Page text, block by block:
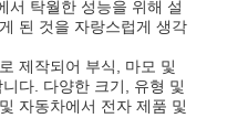
서 탁월한 성능을 위해 설
된 것을 자랑스럽게 생각
제작되어 부식, 마모 및
다. 다양한 크기, 유형 및
자동차에서 전자 제품 및